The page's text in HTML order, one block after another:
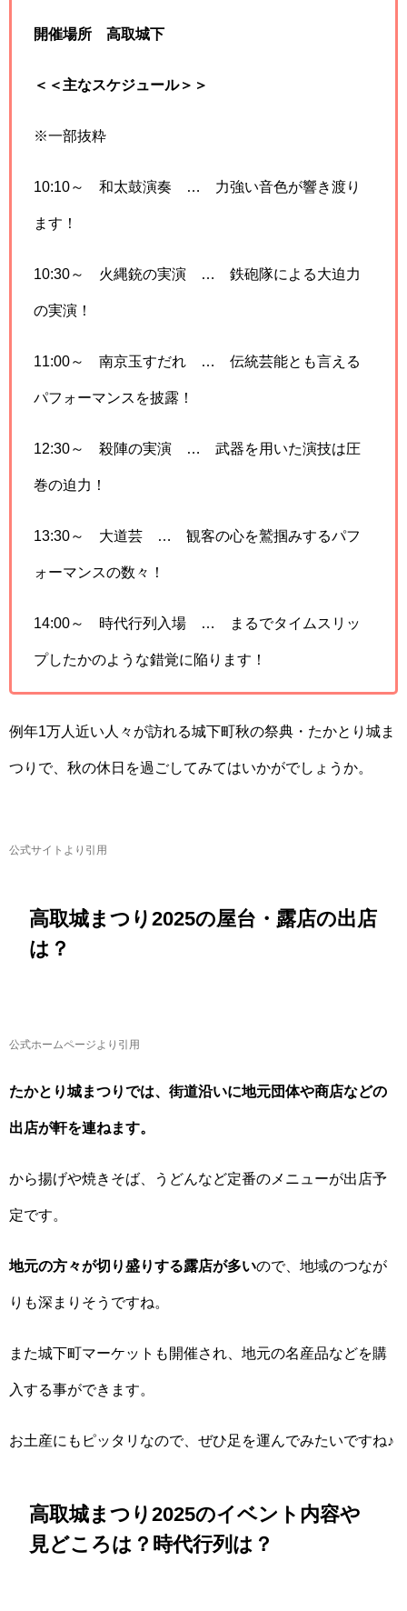
開催場所 高取城下
＜＜主なスケジュール＞＞
※一部抜粋
10:10～ 和太鼓演奏 … 力強い音色が響き渡り
ます！
10:30～ 火縄銃の実演 … 鉄砲隊による大迫力
の実演！
11:00～ 南京玉すだれ … 伝統芸能とも言える
パフォーマンスを披露！
12:30～ 殺陣の実演 … 武器を用いた演技は圧
巻の迫力！
13:30～ 大道芸 … 観客の心を鷲掴みするパフ
ォーマンスの数々！
14:00～ 時代行列入場 … まるでタイムスリッ
プしたかのような錯覚に陥ります！
例年1万人近い人々が訪れる城下町秋の祭典・たかとり城ま
つりで、秋の休日を過ごしてみてはいかがでしょうか。
公式サイトより引用
高取城まつり2025の屋台・露店の出店
は？
公式ホームページより引用
たかとり城まつりでは、街道沿いに地元団体や商店などの
出店が軒を連ねます。
から揚げや焼きそば、うどんなど定番のメニューが出店予
定です。
地元の方々が切り盛りする露店が多いので、地域のつなが
りも深まりそうですね。
また城下町マーケットも開催され、地元の名産品などを購
入する事ができます。
お土産にもピッタリなので、ぜひ足を運んでみたいですね♪
高取城まつり2025のイベント内容や
見どころは？時代行列は？